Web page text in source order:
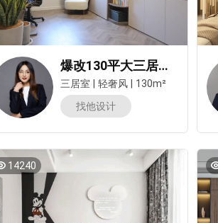
爆改130平大三居，养娃还能空无一物？
三居室 轻奢风
130m²
找他设计
14240